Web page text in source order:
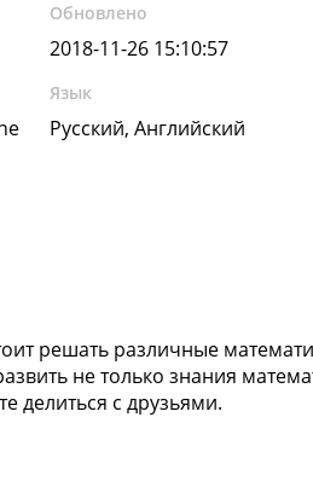
Обновлено
2018-11-26 15:10:57
Язык
Русский, Английский
решать различные
не только знания
делиться с друзьями.